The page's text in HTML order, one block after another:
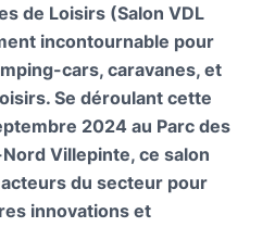
de Loisirs (Salon VDL
incontournable pour
cars, caravanes, et
Se déroulant cette
2024 au Parc des
Villepinte, ce salon
du secteur pour
innovations et